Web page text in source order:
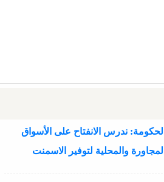
الحكومة: ندرس الانفتاح على الأسواق
المجاورة والمحلية لتوفير الاسمنت